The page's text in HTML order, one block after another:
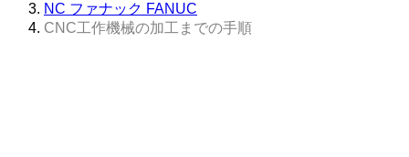
NC ファナック FANUC
CNC工作機械の加工までの手順